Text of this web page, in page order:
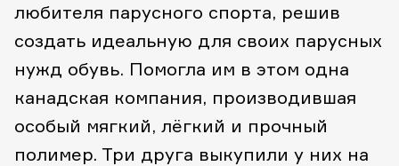
любителя парусного спорта, решив
создать идеальную для своих парусных
нужд обувь. Помогла им в этом одна
канадская компания, производившая
особый мягкий, лёгкий и прочный
полимер. Три друга выкупили у них на